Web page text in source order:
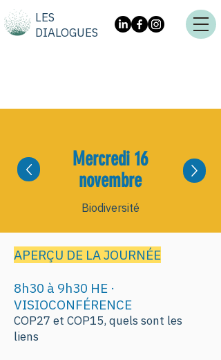
LES
DIALOGUES
Mercredi 16
novembre
Biodiversité
APERÇU DE LA JOURNÉE
8h30 à 9h30 HE ·
VISIOCONFÉRENCE
COP27 et COP15, quels sont les
liens